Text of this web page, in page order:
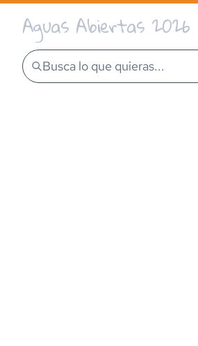
Aguas Abiertas 2026
Busca lo que quieras...